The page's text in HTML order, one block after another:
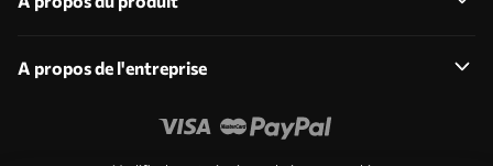
A propos de l'entreprise